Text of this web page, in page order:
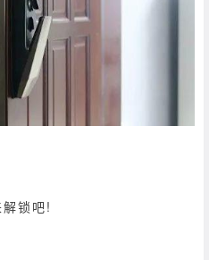
锁吧!